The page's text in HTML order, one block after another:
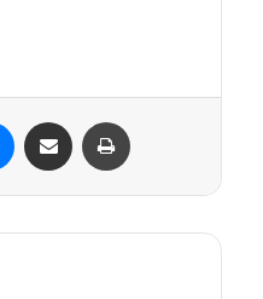
Messenger
Compartilhar via e-mail